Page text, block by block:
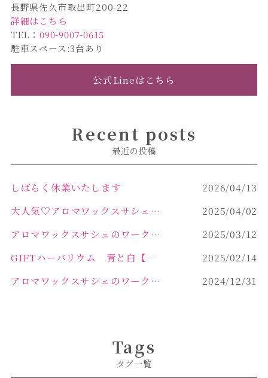
長野県佐久市取出町200-22
詳細はこちら
TEL：090-9007-0615
駐車スペース:3台あり
公式Lineはこちら
Recent posts
最近の投稿
しばらく休業いたします
2026/04/13
大人気♡アロマワックスサシェ作り
2025/04/02
アロマワックスサシェのワークショップinPOLA中込原店 VOL.2
2025/03/12
GIFTハーバリウム 青と白【佐久市 ハーバリウム ギフト】
2025/02/14
アロマワックスサシェのワークショップinPOLA中込原店ご報告【佐久市 キャンドル サシェ】
2024/12/31
Tags
タグ一覧